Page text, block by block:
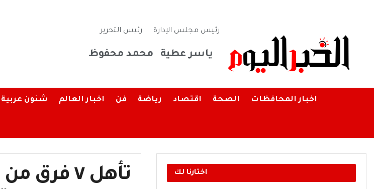
رئيس مجلس الإدارة
ياسر عطية
رئيس التحرير
محمد محفوظ
شئون عربية اخبار العالم فن رياضة اقتصاد الصحة اخبار المحافظات
تأهل ٧
اختارنا لك